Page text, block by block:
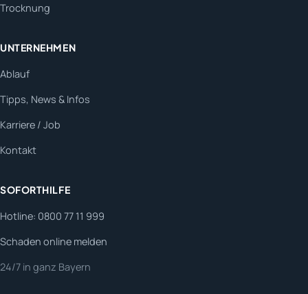
Trocknung
UNTERNEHMEN
Ablauf
Tipps, News & Infos
Karriere / Job
Kontakt
SOFORTHILFE
Hotline: 0800 77 11 999
Schaden online melden
24/7 in ganz Bayern